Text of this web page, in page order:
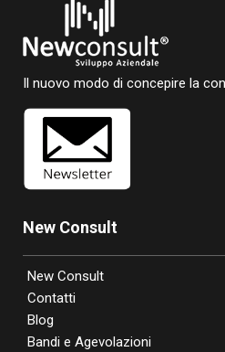
Il nuovo modo di concepire la
New Consult
New Consult
Contatti
Blog
Bandi e Agevolazioni